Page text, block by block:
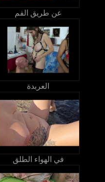
عن طريق الفم
العربدة
في الهواء الطلق